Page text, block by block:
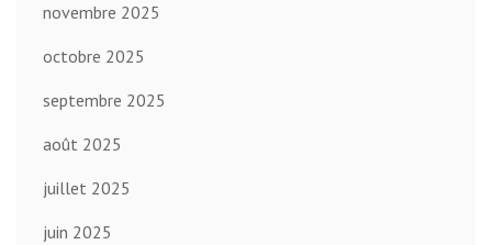
novembre 2025
octobre 2025
septembre 2025
août 2025
juillet 2025
juin 2025